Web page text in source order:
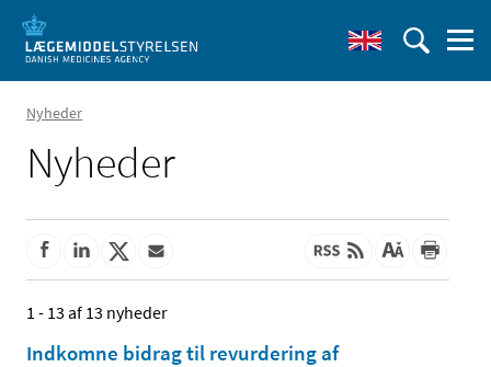
Nyheder
Nyheder
1 - 13 af 13 nyheder
Indkomne bidrag til revurdering af